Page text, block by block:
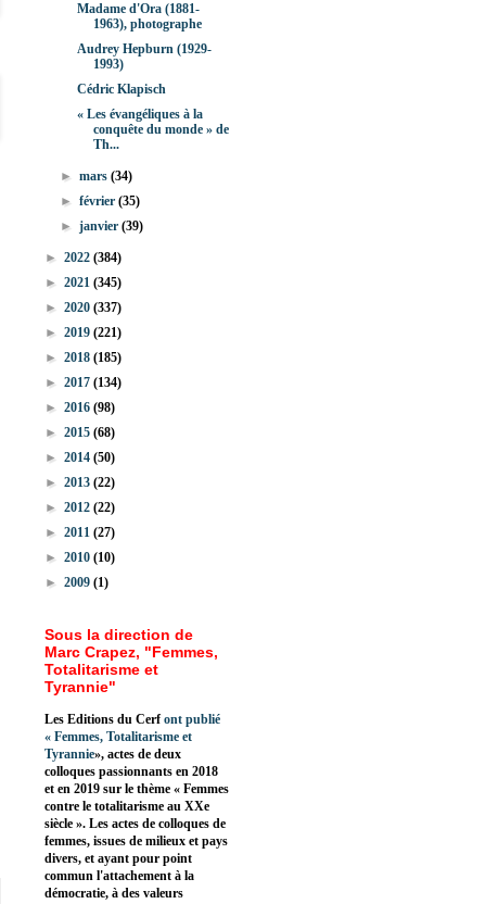
Madame d'Ora (1881-
1963), photographe
Audrey Hepburn (1929-
1993)
Cédric Klapisch
« Les évangéliques à la
conquête du monde » de
Th...
►mars(34)
►février(35)
►janvier(39)
► 2022 (384)
► 2021 (345)
► 2020 (337)
► 2019 (221)
► 2018 (185)
► 2017 (134)
► 2016 (98)
► 2015 (68)
► 2014 (50)
► 2013 (22)
► 2012 (22)
► 2011 (27)
► 2010 (10)
► 2009 (1)
Sous la direction de
Marc Crapez, "Femmes,
Totalitarisme et
Tyrannie"
Les Editions du Cerfont publié
« Femmes, Totalitarisme et
Tyrannie», actes de deux
colloques passionnants en 2018
et en 2019 sur le thème « Femmes
contre le totalitarisme au XXe
siècle ». Les actes de colloques de
femmes, issues de milieux et pays
divers, et ayant pour point
commun l'attachement à la
démocratie, à des valeurs